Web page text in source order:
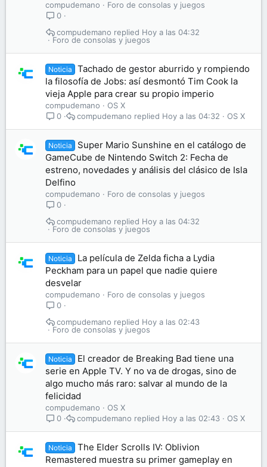
compudemano
Foro de consolas y juegos
0
Foro de consolas y juegos
Hoy a las 04:32
compudemano
Noticia
Tachado de gestor aburrido y rompiendo
la filosofía de Jobs: así desmontó Tim Cook la
vieja Apple para crear su propio imperio
compudemano
OS X
0
OS X
Hoy a las 04:32
compudemano
Noticia
Super Mario Sunshine en el catálogo de
GameCube de Nintendo Switch 2: Fecha de
estreno, novedades y análisis del clásico de Isla
Delfino
compudemano
Foro de consolas y juegos
0
Foro de consolas y juegos
Hoy a las 04:32
compudemano
Noticia
La película de Zelda ficha a Lydia
Peckham para un papel que nadie quiere
desvelar
compudemano
Foro de consolas y juegos
0
Foro de consolas y juegos
Hoy a las 02:43
compudemano
Noticia
El creador de Breaking Bad tiene una
serie en Apple TV. Y no va de drogas, sino de
algo mucho más raro: salvar al mundo de la
felicidad
compudemano
OS X
0
OS X
Hoy a las 02:43
compudemano
Noticia
The Elder Scrolls IV: Oblivion
Remastered muestra su primer gameplay en